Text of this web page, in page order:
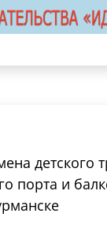
детского
порта и